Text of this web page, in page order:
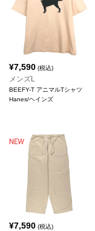
¥7,590 (税込)
メンズL
BEEFY-T アニマルTシャツ
Hanes/ヘインズ
¥7,590 (税込)